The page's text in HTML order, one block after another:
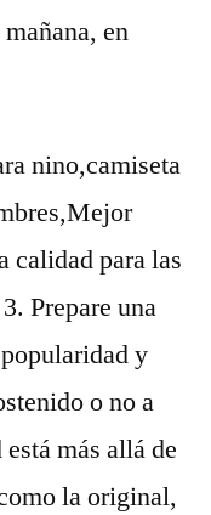
en
nino,camiseta
calidad para las
Prepare una
y
o no a
más allá de
la original,